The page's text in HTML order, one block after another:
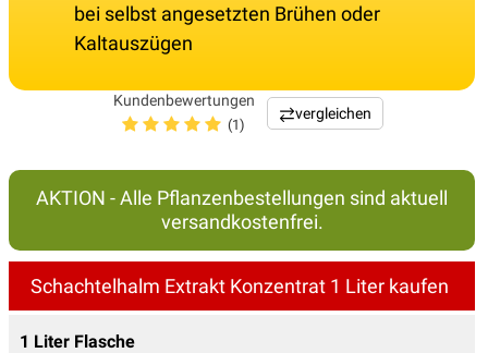
bei selbst angesetzten Brühen oder
Kaltauszügen
Kundenbewertungen
(1)
vergleichen
AKTION - Alle Pflanzenbestellungen sind aktuell
versandkostenfrei.
Schachtelhalm Extrakt Konzentrat 1 Liter kaufen
1 Liter Flasche